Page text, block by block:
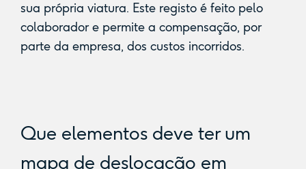
sua própria viatura. Este registo é feito pelo
colaborador e permite a compensação, por
parte da empresa, dos custos incorridos.
Que elementos deve ter um
mapa de deslocação em